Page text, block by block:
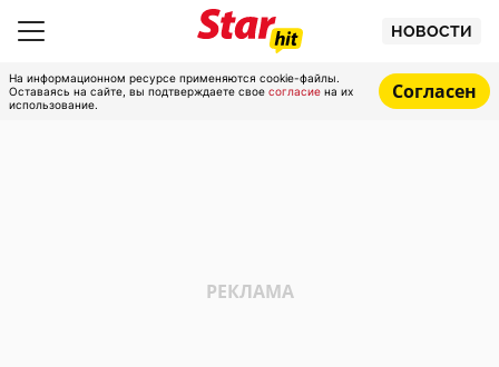
НОВОСТИ
На информационном ресурсе применяются cookie-файлы.
Оставаясь на сайте, вы подтверждаете свое согласие на их
использование.
Согласен